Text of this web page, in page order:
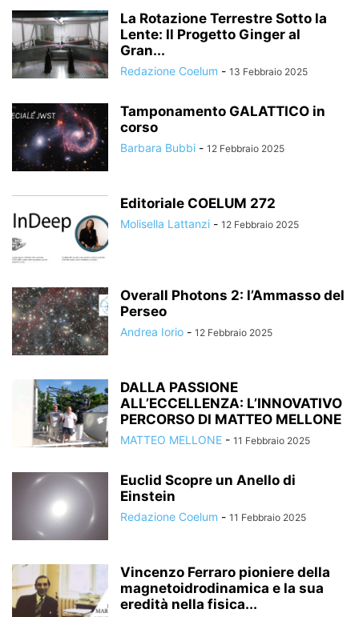
La Rotazione Terrestre Sotto la
Lente: Il Progetto Ginger al
Gran...
Redazione Coelum - 13 Febbraio 2025
Tamponamento GALATTICO in
corso
Barbara Bubbi - 12 Febbraio 2025
Editoriale COELUM 272
Molisella Lattanzi - 12 Febbraio 2025
Overall Photons 2: l’Ammasso del
Perseo
Andrea Iorio - 12 Febbraio 2025
DALLA PASSIONE
ALL’ECCELLENZA: L’INNOVATIVO
PERCORSO DI MATTEO MELLONE
MATTEO MELLONE - 11 Febbraio 2025
Euclid Scopre un Anello di
Einstein
Redazione Coelum - 11 Febbraio 2025
Vincenzo Ferraro pioniere della
magnetoidrodinamica e la sua
eredità nella fisica...